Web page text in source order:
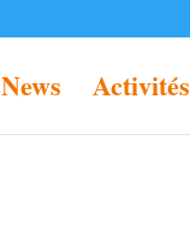
News Activités